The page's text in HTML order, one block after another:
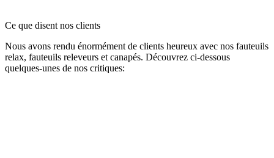
Ce que disent nos clients
Nous avons rendu énormément de clients heureux avec nos fauteuils
relax, fauteuils releveurs et canapés. Découvrez ci-dessous
quelques-unes de nos critiques: